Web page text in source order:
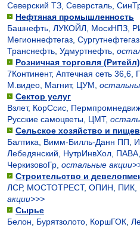
Северский ТЗ Северсталь
Нефтяная промышленность
Башнефть ЛУКОЙЛ МоскНПЗ
Мегионнефтегаз Сургутнефтегаз
Транснефть Удмуртнефть
Розничная торговля (Ритейл)
7Континент, Аптечная сеть 36,6
М.видео Магнит, ЦУМ
Сектор услуг
Взлет, КорСсис
Русские самоцветы ЦМТ,
Сельское хозяйство и
Балтика
Вимм-Билль-Данн ПП
Лебедянский
НутрИнвХол ПАВА
ЧеркизовоГр остальные
Строительство и
ЛСР, МОСТОТРЕСТ, ОПИН ПИК
акции>>>
Сырье
Белон
Бурятзолото КоршГОК